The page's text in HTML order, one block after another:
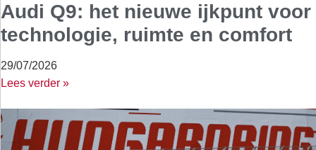
Audi Q9: het nieuwe ijkpunt voor
technologie, ruimte en comfort
29/07/2026
Lees verder »